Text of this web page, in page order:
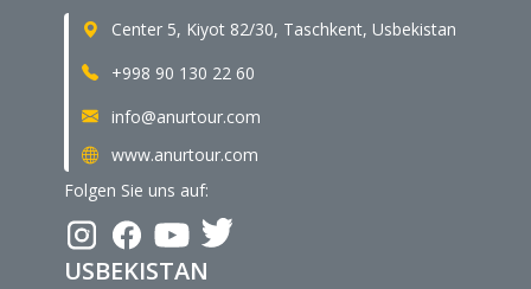
Center 5, Kiyot 82/30, Taschkent, Usbekistan
+998 90 130 22 60
info@anurtour.com
www.anurtour.com
Folgen Sie uns auf:
USBEKISTAN